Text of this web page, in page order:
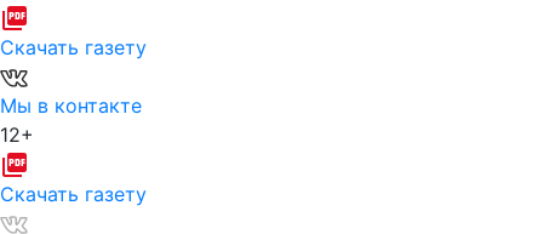
Скачать газету
Мы в контакте
12+
Скачать газету